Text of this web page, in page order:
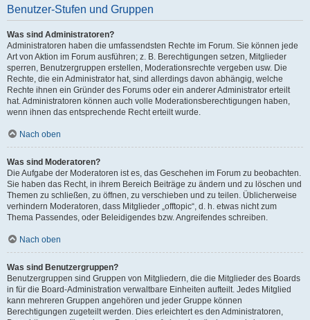
Benutzer-Stufen und Gruppen
Was sind Administratoren?
Administratoren haben die umfassendsten Rechte im Forum. Sie können jede
Art von Aktion im Forum ausführen; z. B. Berechtigungen setzen, Mitglieder
sperren, Benutzergruppen erstellen, Moderationsrechte vergeben usw. Die
Rechte, die ein Administrator hat, sind allerdings davon abhängig, welche
Rechte ihnen ein Gründer des Forums oder ein anderer Administrator erteilt
hat. Administratoren können auch volle Moderationsberechtigungen haben,
wenn ihnen das entsprechende Recht erteilt wurde.
Nach oben
Was sind Moderatoren?
Die Aufgabe der Moderatoren ist es, das Geschehen im Forum zu beobachten.
Sie haben das Recht, in ihrem Bereich Beiträge zu ändern und zu löschen und
Themen zu schließen, zu öffnen, zu verschieben und zu teilen. Üblicherweise
verhindern Moderatoren, dass Mitglieder „offtopic“, d. h. etwas nicht zum
Thema Passendes, oder Beleidigendes bzw. Angreifendes schreiben.
Nach oben
Was sind Benutzergruppen?
Benutzergruppen sind Gruppen von Mitgliedern, die die Mitglieder des Boards
in für die Board-Administration verwaltbare Einheiten aufteilt. Jedes Mitglied
kann mehreren Gruppen angehören und jeder Gruppe können
Berechtigungen zugeteilt werden. Dies erleichtert es den Administratoren,